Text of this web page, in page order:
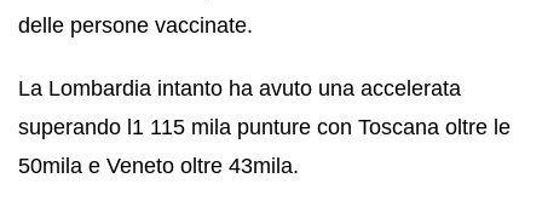
delle persone vaccinate.
La Lombardia intanto ha avuto una accelerata
superando l1 115 mila punture con Toscana oltre le
50mila e Veneto oltre 43mila.